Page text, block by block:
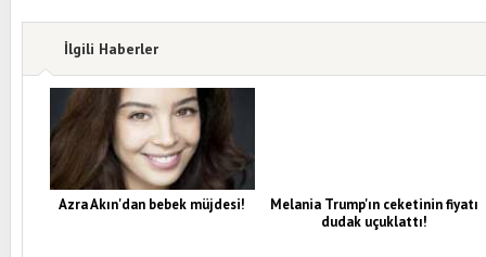
İlgili Haberler
Azra Akın'dan bebek müjdesi!
Melania Trump'ın ceketinin fiyatı
dudak uçuklattı!